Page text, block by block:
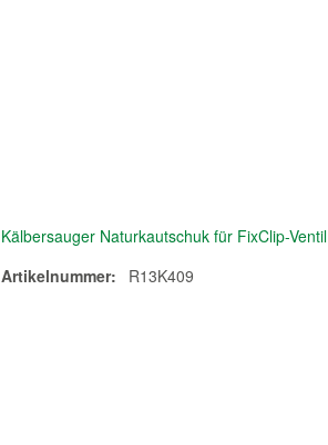
Kälbersauger Naturkautschuk für FixClip-Ventil
Artikelnummer:
R13K409